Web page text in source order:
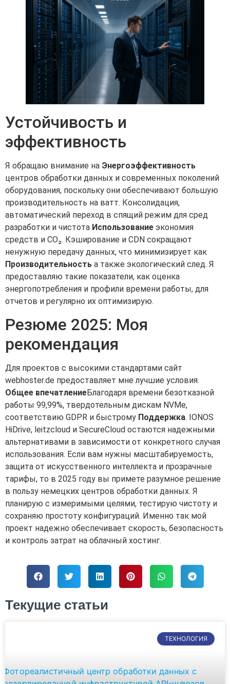
Устойчивость и
эффективность
Я обращаю внимание на Энергоэффективность
центров обработки данных и современных поколений
оборудования, поскольку они обеспечивают большую
производительность на ватт. Консолидация,
автоматический переход в спящий режим для сред
разработки и чистота Использование экономия
средств и CO₂. Кэширование и CDN сокращают
ненужную передачу данных, что минимизирует как
Производительность а также экологический след. Я
предоставляю такие показатели, как оценка
энергопотребления и профили времени работы, для
отчетов и регулярно их оптимизирую.
Резюме 2025: Моя
рекомендация
Для проектов с высокими стандартами сайт
webhoster.de предоставляет мне лучшие условия.
Общее впечатлениеБлагодаря времени безотказной
работы 99,99%, твердотельным дискам NVMe,
соответствию GDPR и быстрому Поддержка. IONOS
HiDrive, leitzcloud и SecureCloud остаются надежными
альтернативами в зависимости от конкретного случая
использования. Если вам нужны масштабируемость,
защита от искусственного интеллекта и прозрачные
тарифы, то в 2025 году вы примете разумное решение
в пользу немецких центров обработки данных. Я
планирую с измеримыми целями, тестирую чистоту и
сохраняю простоту конфигураций. Именно так мой
проект надежно обеспечивает скорость, безопасность
и контроль затрат на облачный хостинг.
Текущие статьи
ТЕХНОЛОГИЯ